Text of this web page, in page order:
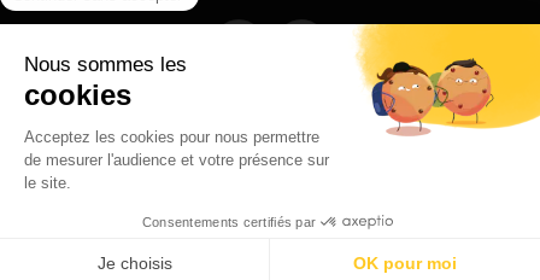
Instagram
CONTACT
POLITIQUE DE CONFIDENTIALITÉ
© 2026 Ilyfunet communication